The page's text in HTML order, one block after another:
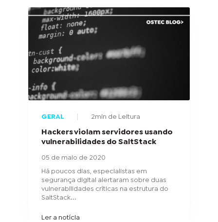
GERAL 2min de Leitura
Hackers violam servidores usando
vulnerabilidades do SaltStack
05 de maio de 2020
Há poucos dias, especialistas em
segurança digital alertaram sobre duas
vulnerabilidades críticas na estrutura do
SaltStack...
Ler a notícia